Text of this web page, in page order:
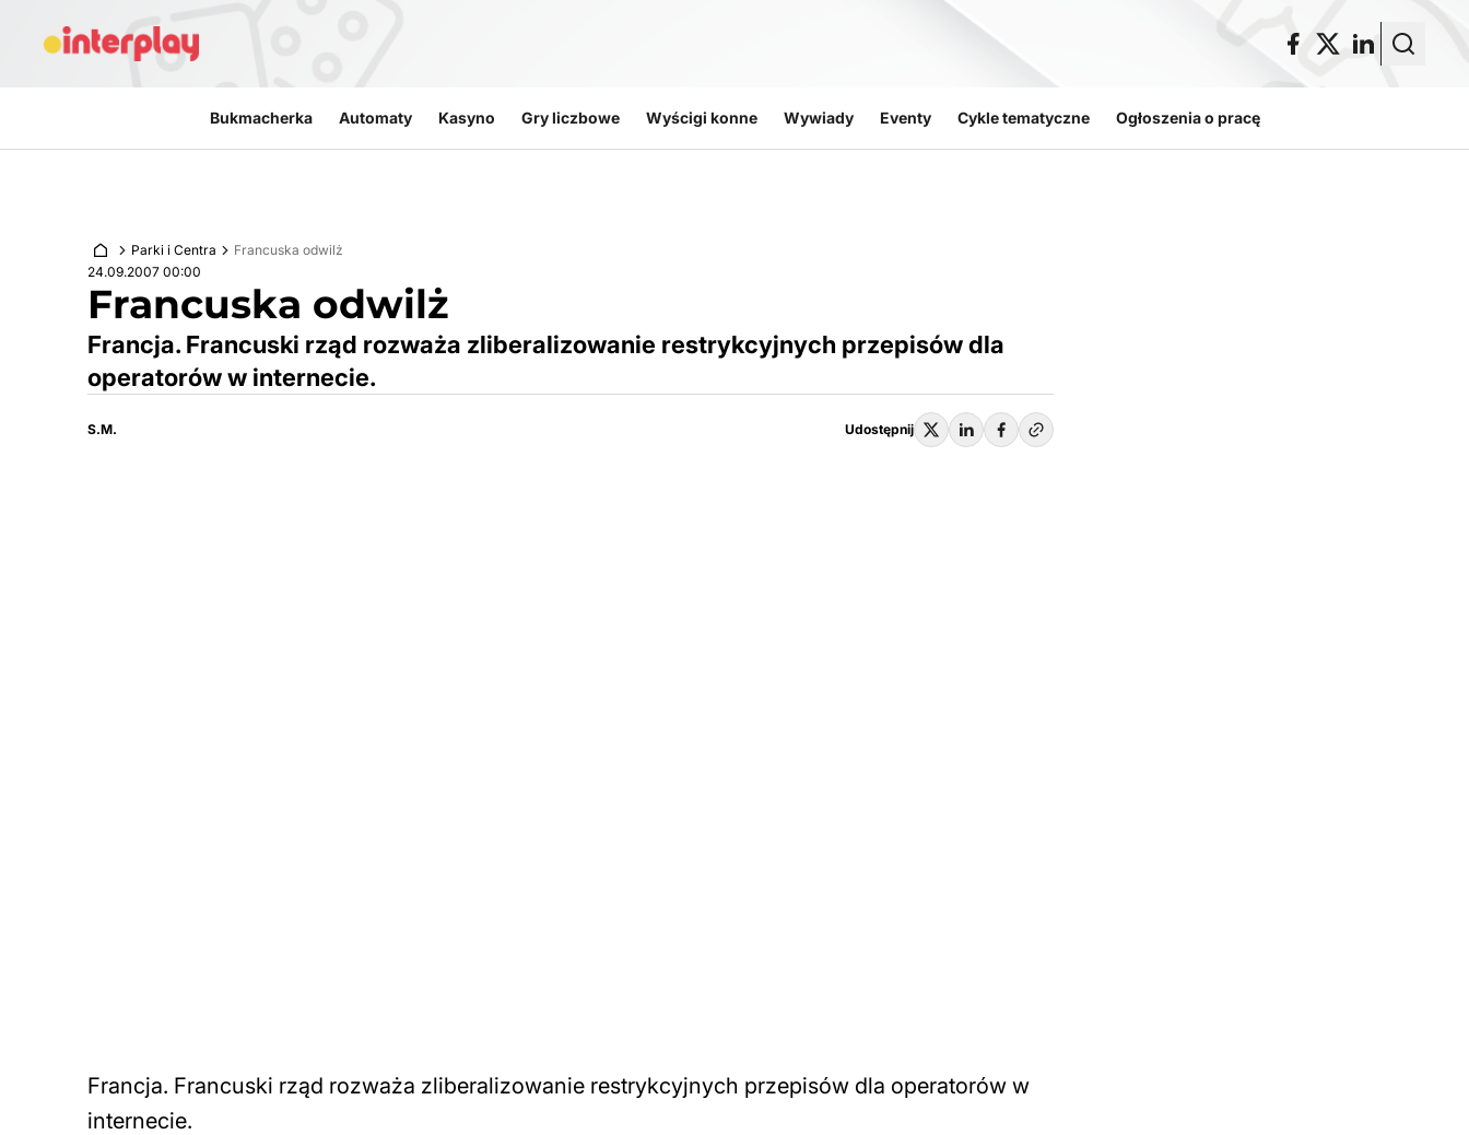
Bukmacherka Automaty Kasyno Gry liczbowe Wyścigi konne Wywiady Eventy Cykle tematyczne Ogłoszenia o pracę
Parki i Centra
Francuska odwilż
24.09.2007 00:00
Francuska odwilż
Francja. Francuski rząd rozważa zliberalizowanie restrykcyjnych przepisów dla
operatorów w internecie.
S.M. Udostępnij
Francja. Francuski rząd rozważa zliberalizowanie restrykcyjnych przepisów dla operatorów w
internecie.